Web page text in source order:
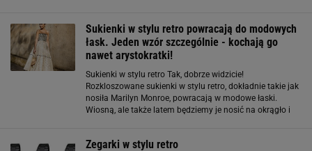
Sukienki w stylu retro powracają do modowych
łask. Jeden wzór szczególnie - kochają go
nawet arystokratki!
Sukienki w stylu retro Tak, dobrze widzicie!
Rozkloszowane sukienki w stylu retro, dokładnie takie jak
nosiła Marilyn Monroe, powracają w modowe łaski.
Wiosną, ale także latem będziemy je nosić na okrągło i
Zegarki w stylu retro